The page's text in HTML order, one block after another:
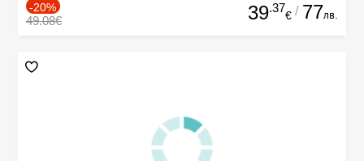
-20%
49.08€ 39.37
€ / 77лв.